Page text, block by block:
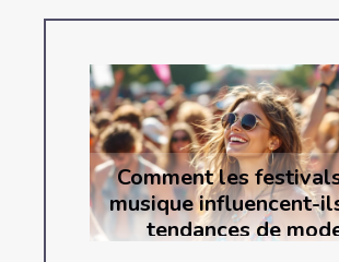
Comment les
musique influencent-
tendances de